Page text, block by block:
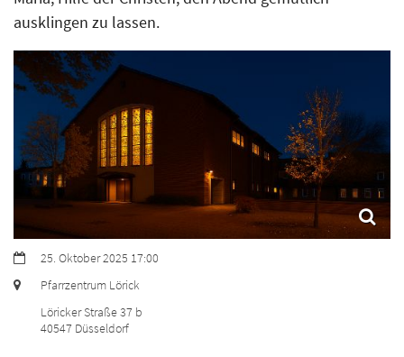
ausklingen zu lassen.
Datum:25. Oktober 2025 17:00
Ort:
Pfarrzentrum Lörick
Löricker Straße 37 b
40547 Düsseldorf